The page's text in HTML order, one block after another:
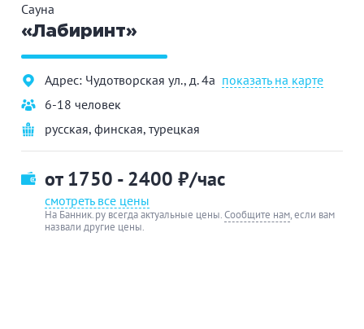
Сауна
«Лабиринт»
Адрес: Чудотворская ул., д. 4а показать на карте
6-18 человек
русская, финская, турецкая
от 1750 - 2400 ₽/час
смотреть все цены
На Банник.ру всегда актуальные цены.Сообщите нам, если вам
назвали другие цены.